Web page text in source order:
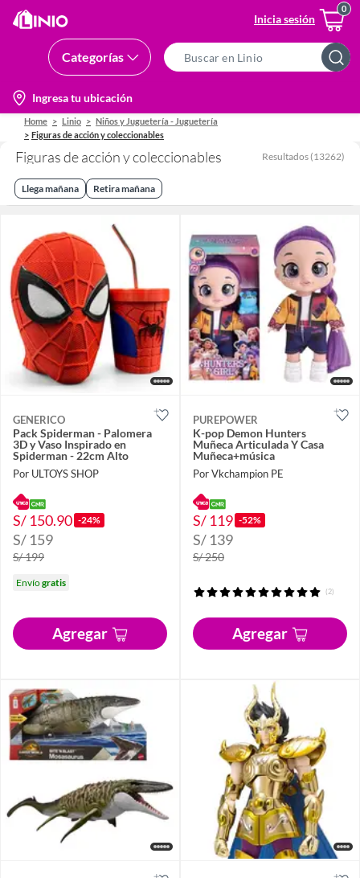
Inicia sesión
Categorías
Bar
location-
icon
Ingresa tu ubicación
Home Linio
Niños y Juguetería - Juguetería
Figuras de acción y coleccionables
Figuras de acción y coleccionables Resultados (13262)
Llega mañana Retira mañana
GENERICO
Pack Spiderman - Palomera
3D y Vaso Inspirado en
Spiderman - 22cm Alto
Por ULTOYS SHOP
S/ 150.90 -24%
S/ 159
S/ 199
Envíogratis
Agregar
PUREPOWER
K-pop Demon Hunters
Muñeca Articulada Y Casa
Muñeca+música
Por Vkchampion PE
S/ 119 -52%
S/ 139
S/ 250
(2)
Agregar